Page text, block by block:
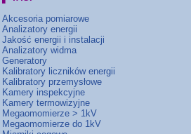
Akcesoria pomiarowe
Analizatory energii
Jakość energii i instalacji
Analizatory widma
Generatory
Kalibratory liczników energii
Kalibratory przemysłowe
Kamery inspekcyjne
Kamery termowizyjne
Megaomomierze > 1kV
Megaomomierze do 1kV